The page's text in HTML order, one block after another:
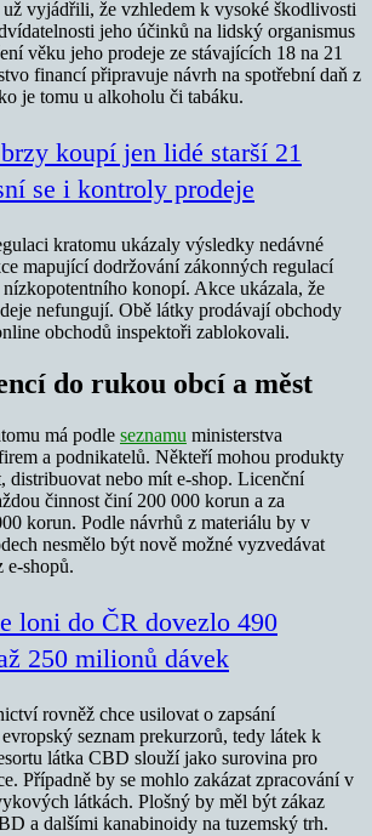
už vyjádřili, že vzhledem k vysoké škodlivosti
jeho účinků na lidský organismus
věku jeho prodeje ze stávajících 18 na 21
financí připravuje návrh na spotřební daň z
je tomu u alkoholu či tabáku.
koupí jen lidé starší 21
se i kontroly prodeje
kratomu ukázaly výsledky nedávné
mapující dodržování zákonných regulací
konopí. Akce ukázala, že
nefungují. Obě látky prodávají obchody
obchodů inspektoři zablokovali.
do rukou obcí a měst
má podle seznamu ministerstva
a podnikatelů. Někteří mohou produkty
distribuovat nebo mít e-shop. Licenční
činnost činí 200 000 korun a za
korun. Podle návrhů z materiálu by v
nesmělo být nově možné vyzvedávat
e-shopů.
loni do ČR dovezlo 490
250 milionů dávek
rovněž chce usilovat o zapsání
seznam prekurzorů, tedy látek k
látka CBD slouží jako surovina pro
Případně by se mohlo zakázat zpracování v
látkách. Plošný by měl být zákaz
a dalšími kanabinoidy na tuzemský trh.